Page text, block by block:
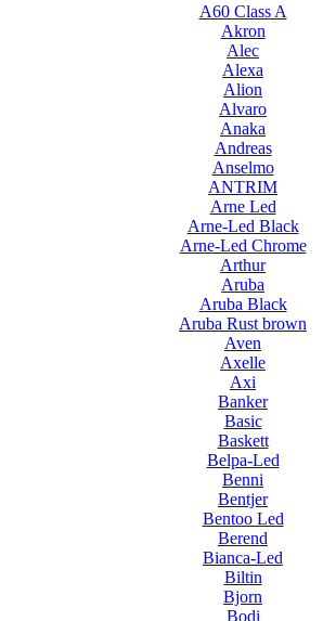
A60 Class A
Akron
Alec
Alexa
Alion
Alvaro
Anaka
Andreas
Anselmo
ANTRIM
Arne Led
Arne-Led Black
Arne-Led Chrome
Arthur
Aruba
Aruba Black
Aruba Rust brown
Aven
Axelle
Axi
Banker
Basic
Baskett
Belpa-Led
Benni
Bentjer
Bentoo Led
Berend
Bianca-Led
Biltin
Bjorn
Bodi